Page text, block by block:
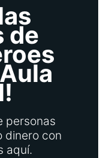
de
personas
dinero con
aquí.